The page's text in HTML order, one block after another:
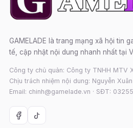
GAMELADE là trang mạng xã hội tin
tế, cập nhật nội dung nhanh nhất tại
Công ty chủ quản: Công ty TNHH MTV
Chịu trách nhiệm nội dung: Nguyễn
Email: chinh@gamelade.vn · SĐT: